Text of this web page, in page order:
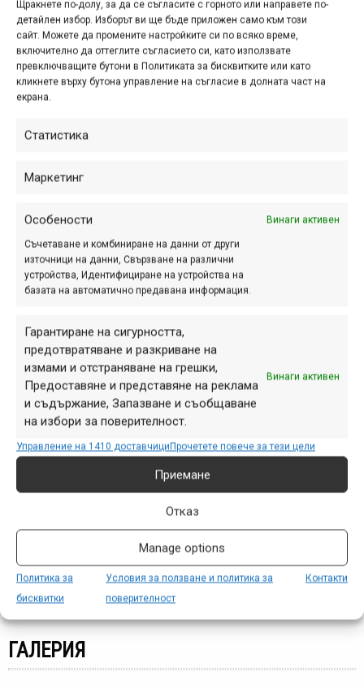
Щракнете по-долу, за да се съгласите с горното или направете по-
детайлен избор. Изборът ви ще бъде приложен само към този
сайт. Можете да промените настройките си по всяко време,
включително да оттеглите съгласието си, като използвате
превключващите бутони в Политиката за бисквитките или като
кликнете върху бутона управление на съгласие в долната част на
екрана.
Статистика
Маркетинг
Особености Винаги активен
Съчетаване и комбиниране на данни от други
източници на данни, Свързване на различни
устройства, Идентифициране на устройства на
базата на автоматично предавана информация.
Гарантиране на сигурността,
предотвратяване и разкриване на
измами и отстраняване на грешки,
Предоставяне и представяне на реклама
и съдържание, Запазване и съобщаване
на избори за поверителност.
Винаги активен
Управление на 1410 доставчициПрочетете повече за тези цели
Приемане
Отказ
Manage options
Политика за
бисквитки
Условия за ползване и политика за
поверителност
Контакти
Снимка на деня | 08.08.2026
ЕТИКЕТИ
Bike Center Commencal Cross Drag DragZone
Scott Shimano Specialized Trek velosiped.bg
Пампорово Росен Ковачев
Стивиан Гатев Уоутър Клепе веломаршрут видео
истории календар класиране конкурс маршрут
намаление
представяне
репортаж спускане събития фотография фрийрайд
ИНФОРМАЦИОНЕН ПОТОК
Забравената история зад най-култовия състезател
Виж всички
ГАЛЕРИЯ